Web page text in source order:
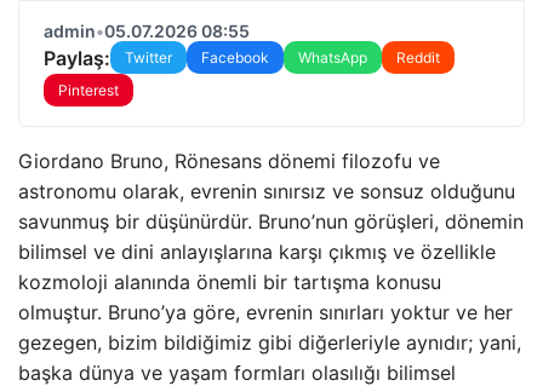
admin•05.07.2026 08:55
Paylaş: Twitter Facebook WhatsApp
Reddit
Pinterest
Giordano Bruno, Rönesans dönemi filozofu ve
astronomu olarak, evrenin sınırsız ve sonsuz olduğunu
savunmuş bir düşünürdür. Bruno’nun görüşleri, dönemin
bilimsel ve dini anlayışlarına karşı çıkmış ve özellikle
kozmoloji alanında önemli bir tartışma konusu
olmuştur. Bruno’ya göre, evrenin sınırları yoktur ve her
gezegen, bizim bildiğimiz gibi diğerleriyle aynıdır; yani,
başka dünya ve yaşam formları olasılığı bilimsel